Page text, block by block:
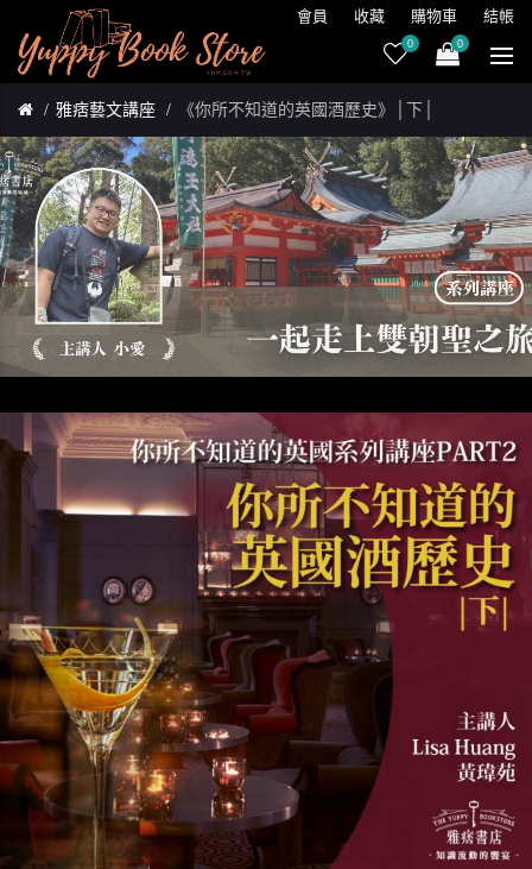
會員 收藏 購物車 結帳
0 0
雅痞藝文講座 《你所不知道的英國酒歷史》│下│